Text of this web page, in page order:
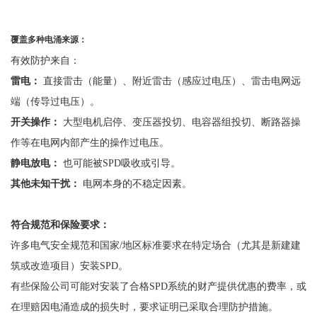
覆盖多种电涌来源：
有效防护来自：
雷电： 直接雷击（能量）、附近雷击（感应过电压）、雷击电网远
端（传导过电压）。
开关操作：
大型电机启停、变压器投切、电容器组投切、断路器操
作等在电网内部产生的操作过电压。
静电放电： 也可能被SPD吸收或引导。
其他未知干扰：
电网本身的不稳定因素。
符合规范和保险要求：
许多电气安全规范和国家/地区标准要求在特定场合（尤其是新建建
筑或改造项目）安装SPD。
有些保险公司可能对安装了合格SPD系统的财产提供优惠的费率，或
在理赔因电涌造成的损失时，要求证明已采取合理防护措施。